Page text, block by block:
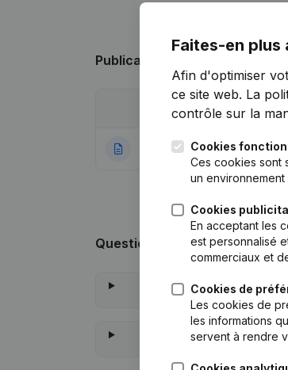
Publications
23-12-2022
Questions fréquemment
Faites-en plus
Afin d'optimiser
ce site web. La
contrôle sur la
Cookies
Ces cookies sont
un environnement
Cookies
En acceptant les
est personnalisé
commerciaux et
Cookies de
Les cookies de
les informations
servent à rendre